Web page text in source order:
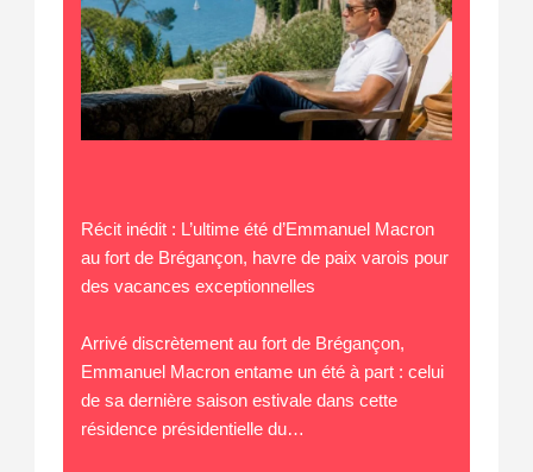
Récit inédit : L’ultime été d’Emmanuel Macron
au fort de Brégançon, havre de paix varois pour
des vacances exceptionnelles
Arrivé discrètement au fort de Brégançon,
Emmanuel Macron entame un été à part : celui
de sa dernière saison estivale dans cette
résidence présidentielle du…